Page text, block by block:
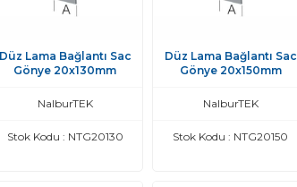
Düz Lama Bağlantı Sac
Gönye 20x130mm
NalburTEK
Stok Kodu : NTG20130
Düz Lama Bağlantı Sac
Gönye 20x150mm
NalburTEK
Stok Kodu : NTG20150